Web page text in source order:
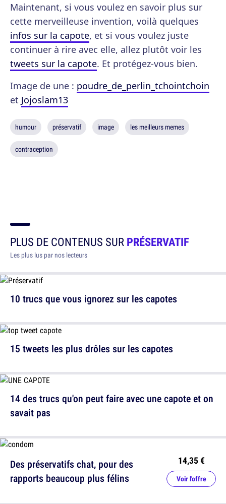
Maintenant, si vous voulez en savoir plus sur
cette merveilleuse invention, voilà quelques
infos sur la capote, et si vous voulez juste
continuer à rire avec elle, allez plutôt voir les
tweets sur la capote. Et protégez-vous bien.
Image de une : poudre_de_perlin_tchointchoin
et Jojoslam13
humour préservatif image les meilleurs memes
contraception
PLUS DE CONTENUS SURPRÉSERVATIF
Les plus lus par nos lecteurs
10 trucs que vous ignorez sur les capotes
14 des trucs qu'on peut faire avec une capote et on
savait pas
15 tweets les plus drôles sur les capotes
Des préservatifs chat, pour des
rapports beaucoup plus félins
14,35 €
Voir l'offre